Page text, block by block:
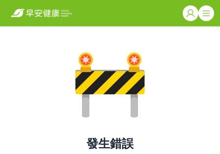
發生錯誤